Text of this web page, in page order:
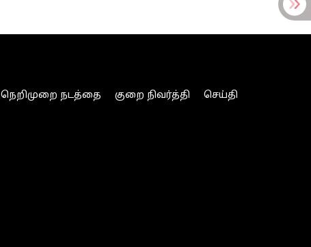
நெறிமுறை நடத்தை குறை நிவர்த்தி
செய்தி